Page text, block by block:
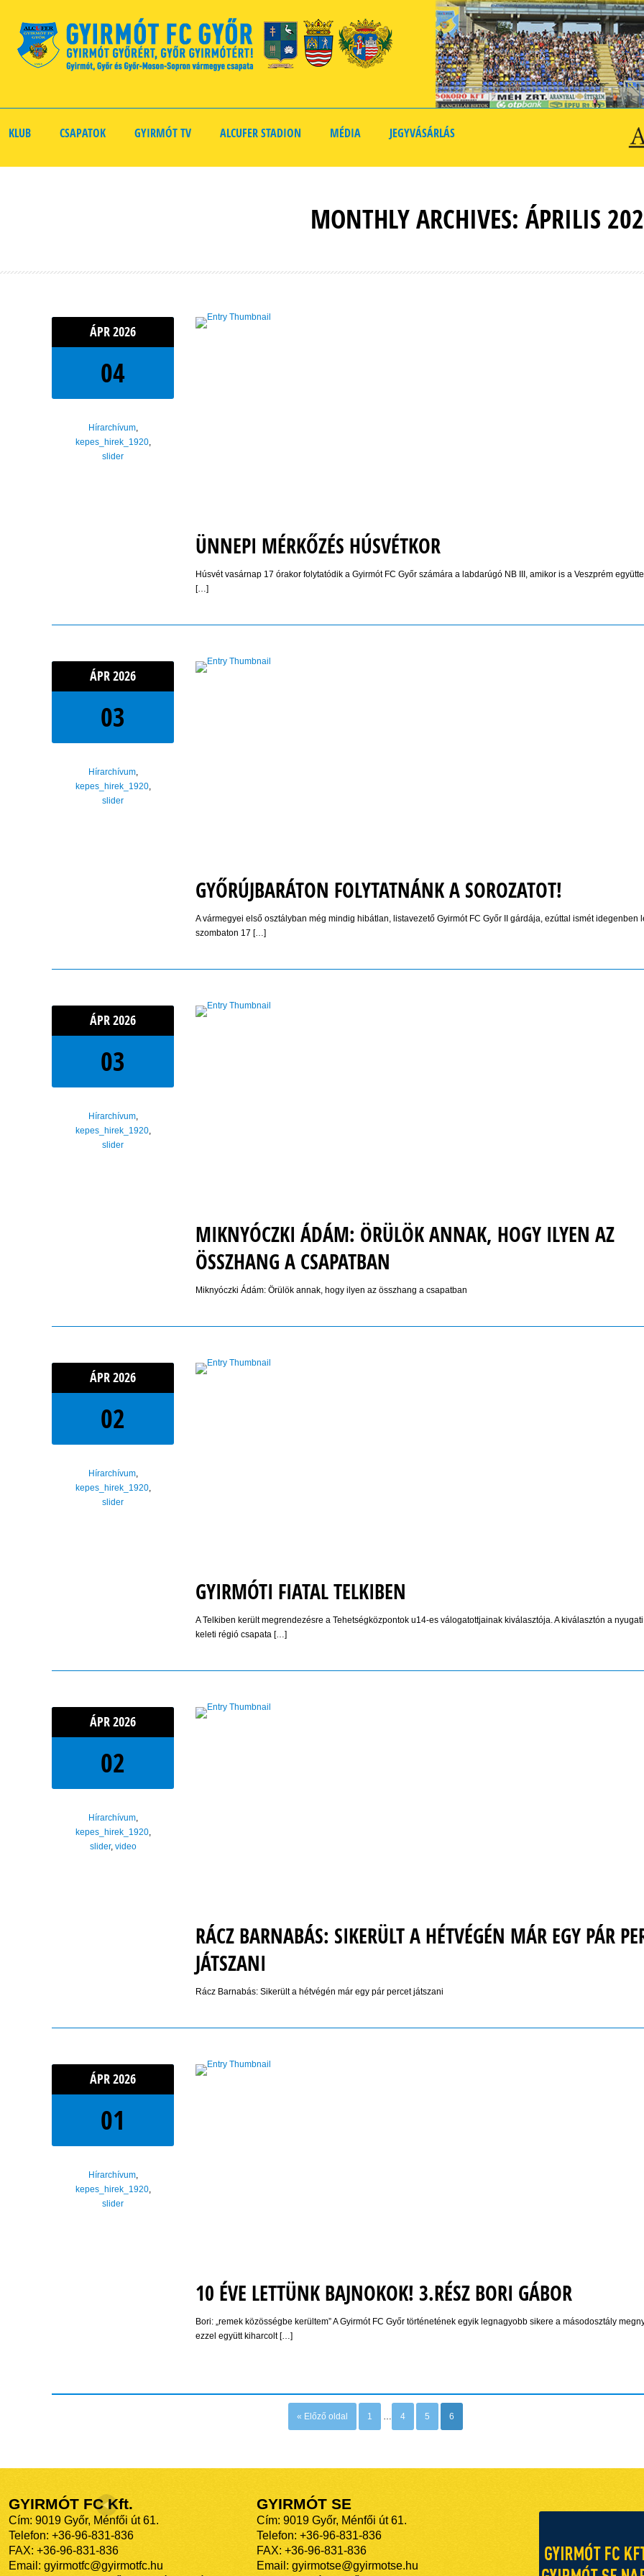
KLUB CSAPATOK GYIRMÓT TV ALCUFER STADION MÉDIA JEGYVÁSÁRLÁS
MONTHLY ARCHIVES: ÁPRILIS
ÁPR2026
04
Hírarchívum,
kepes_hirek_1920,
slider
ÜNNEPI MÉRKŐZÉS HÚSVÉTKOR
Húsvét vasárnap 17 órakor folytatódik a Gyirmót FC Győr számára a labdarúgó NB III, amikor is a Veszprém
[…]
ÁPR2026
03
Hírarchívum,
kepes_hirek_1920,
slider
GYŐRÚJBARÁTON FOLYTATNÁNK A SOROZATOT!
A vármegyei első osztályban még mindig hibátlan, listavezető Gyirmót FC Győr II gárdája, ezúttal ismét idegenben
szombaton 17 […]
ÁPR2026
03
Hírarchívum,
kepes_hirek_1920,
slider
MIKNYÓCZKI ÁDÁM: ÖRÜLÖK ANNAK, HOGY ILYEN AZ
ÖSSZHANG A CSAPATBAN
Miknyóczki Ádám: Örülök annak, hogy ilyen az összhang a csapatban
ÁPR2026
02
Hírarchívum,
kepes_hirek_1920,
slider
GYIRMÓTI FIATAL TELKIBEN
A Telkiben került megrendezésre a Tehetségközpontok u14-es válogatottjainak kiválasztója. A kiválasztón a
keleti régió csapata […]
ÁPR2026
02
Hírarchívum,
kepes_hirek_1920,
slider, video
RÁCZ BARNABÁS: SIKERÜLT A HÉTVÉGÉN MÁR EGY PÁR
JÁTSZANI
Rácz Barnabás: Sikerült a hétvégén már egy pár percet játszani
ÁPR2026
01
Hírarchívum,
kepes_hirek_1920,
slider
10 ÉVE LETTÜNK BAJNOKOK! 3.RÉSZ BORI GÁBOR
Bori: „remek közösségbe kerültem” A Gyirmót FC Győr történetének egyik legnagyobb sikere a másodosztály
ezzel együtt kiharcolt […]
←
« Előző oldal
1 … 4 5 6
GYIRMÓT FC Kft.
Cím: 9019 Győr, Ménfői út 61.
Telefon: +36-96-831-836
FAX: +36-96-831-836
Email: gyirmotfc@gyirmotfc.hu
GYIRMÓT SE
Cím: 9019 Győr, Ménfői út 61.
Telefon: +36-96-831-836
FAX: +36-96-831-836
Email: gyirmotse@gyirmotse.hu